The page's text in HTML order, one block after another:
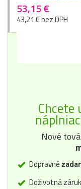
53,15 €
43,21 € bez DPH
Nové
Dopravné
Doživotná